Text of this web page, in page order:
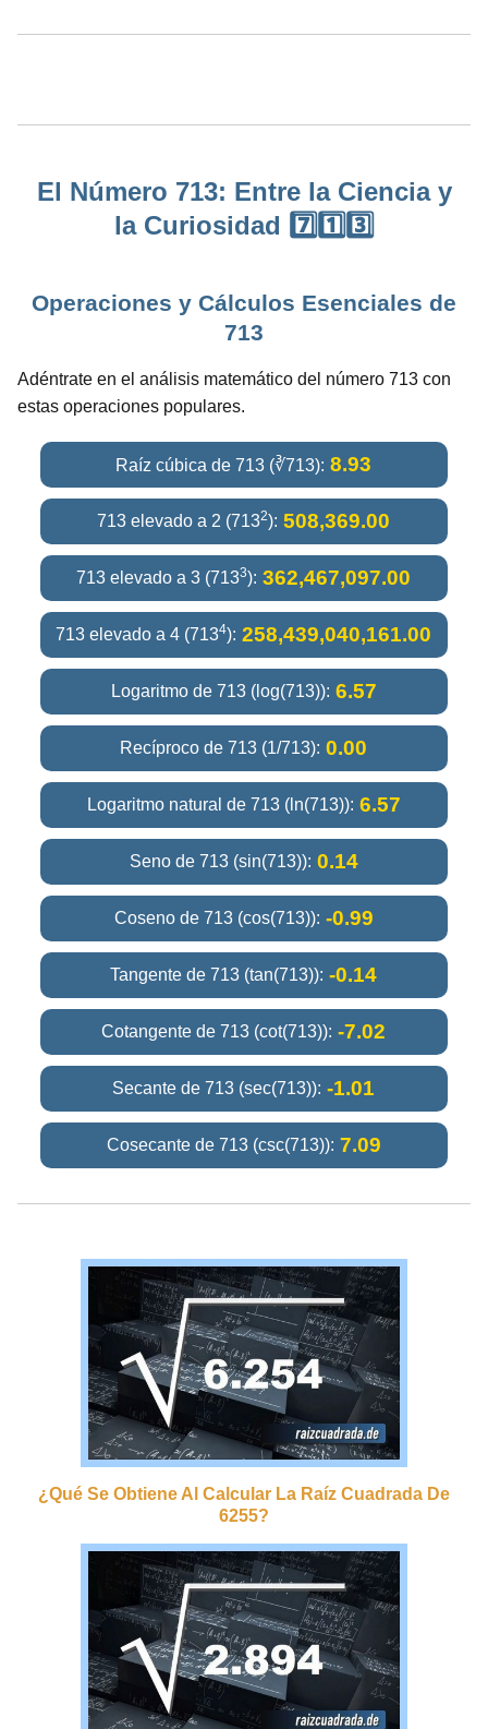
El Número 713: Entre la Ciencia y
la Curiosidad 7️⃣1️⃣3️⃣
Operaciones y Cálculos Esenciales de
713
Adéntrate en el análisis matemático del número 713 con
estas operaciones populares.
Raíz cúbica de 713 (∛713): 8.93
713 elevado a 2 (7132): 508,369.00
713 elevado a 3 (7133): 362,467,097.00
713 elevado a 4 (7134): 258,439,040,161.00
Logaritmo de 713 (log(713)): 6.57
Recíproco de 713 (1/713): 0.00
Logaritmo natural de 713 (ln(713)): 6.57
Seno de 713 (sin(713)): 0.14
Coseno de 713 (cos(713)): -0.99
Tangente de 713 (tan(713)): -0.14
Cotangente de 713 (cot(713)): -7.02
Secante de 713 (sec(713)): -1.01
Cosecante de 713 (csc(713)): 7.09
¿qué Se Obtiene Al Calcular La Raíz Cuadrada De
6255?